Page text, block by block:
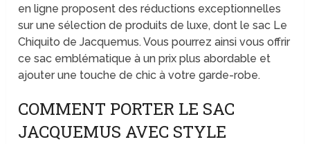
en ligne proposent des réductions exceptionnelles
sur une sélection de produits de luxe, dont le sac Le
Chiquito de Jacquemus. Vous pourrez ainsi vous offrir
ce sac emblématique à un prix plus abordable et
ajouter une touche de chic à votre garde-robe.
COMMENT PORTER LE SAC
JACQUEMUS AVEC STYLE